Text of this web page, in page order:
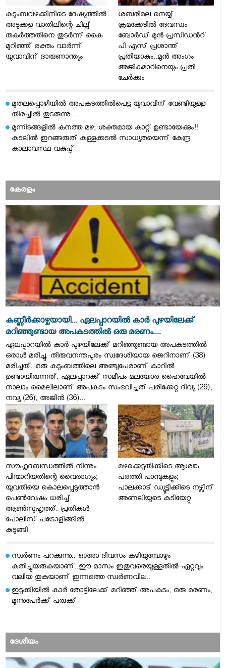
കുടുംബവഴക്കിനിടെ ദേഷ്യത്തിൽ
അടുക്കള വാതിലിന്റെ ചില്ല്
തകർത്തതിനെ തുടർന്ന് കൈ
മുറിഞ്ഞ് രക്തം വാർന്ന്
യുവാവിന് ദാരുണാന്ത്യം
ശബരിമല നെയ്യ്
ക്രമക്കേടിൽ ദേവസ്വം
ബോർഡ് മുൻ പ്രസിഡൻറ്
പി എസ് പ്രശാന്ത്
പ്രതിയാകും..മുൻ അംഗം
അജികുമാറിനെയും പ്രതി
ചേർക്കും
മുതലപ്പൊഴിയിൽ അപകടത്തിൽപെട്ട യുവാവിന് വേണ്ടിയുള്ള
തിരച്ചിൽ തുടരുന്നു....
മൂന്നിടങ്ങളിൽ കനത്ത മഴ; ശക്തമായ കാറ്റ് ഉണ്ടായേക്കും!!
കടലിൽ ഇറങ്ങരുത് കള്ളക്കടൽ സാധ്യതയെന്ന് കേന്ദ്ര
കാലാവസ്ഥ വകുപ്പ്
കേരളം
കണ്ണീർക്കാഴ്ചയായി... ഏലപ്പാറയിൽ കാർ പുഴയിലേക്ക്
മറിഞ്ഞുണ്ടായ അപകടത്തിൽ ഒരു മരണം....
ഏലപ്പാറയിൽ കാർ പുഴയിലേക്ക് മറിഞ്ഞുണ്ടായ അപകടത്തിൽ
ഒരാൾ മരിച്ചു. തിരുവനന്തപുരം സ്വദേശിയായ ജെറിനാണ് (38)​
മരിച്ചത്. ഒരു കുടുംബത്തിലെ അഞ്ചുപേരാണ് കാറിൽ
ഉണ്ടായിരുന്നത്. ഏലപ്പാറക്ക് സമീപം മലയോര ഹൈവേയിൽ
നാലാം മൈലിലാണ് അപകടം സംഭവിച്ചത് പരിക്കേറ്റ ദിവ്യ (29)​,​
നവ്യ (26),​ അജിൻ (36)...
സൗഹൃദബന്ധത്തില്‍ നിന്നും
പിന്മാറിയതിന്റെ വൈരാഗ്യം;
യുവതിയെ കൊലപ്പെടുത്താന്‍
പെണ്‍വേഷം ധരിച്ച്
ആൺസുഹൃത്ത്. പ്രതികൾ
പോലീസ് പട്രോളിങ്ങിൽ
കുടുങ്ങി
മഴക്കെടുതിക്കിടെ ആശങ്ക
പരത്തി പാമ്പുകളും;
പാലക്കാട് ഡ്യൂട്ടിക്കിടെ നഴ്സിന്
അണലിയുടെ കടിയേറ്റു
സ്വര്‍ണം പറക്കുന്നു.. ഓരോ ദിവസം കഴിയുമ്പോഴും
കുതിച്ചുയരുകയാണ്..ഈ മാസം ഇതുവരെയുള്ളതിൽ ഏറ്റവും
വലിയ തുകയാണ് ഇന്നത്തെ സ്വർണവില..
ഇടുക്കിയിൽ കാർ തോട്ടിലേക്ക് മറിഞ്ഞ് അപകടം; ഒരു മരണം,
മൂന്നുപേർക്ക് പരുക്ക്
ദേശീയം